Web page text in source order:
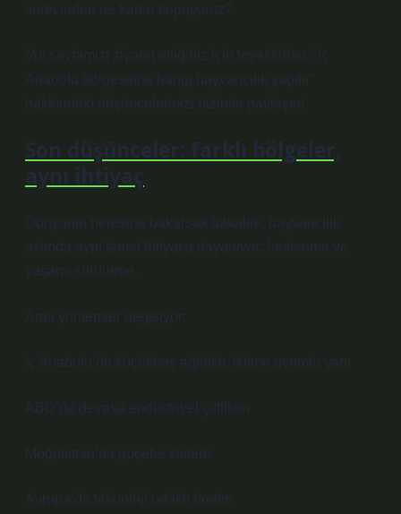
sürecinden ne kadar kopuyoruz?
Vut sayfamızı ziyaret ettiğiniz için teşekkürler. “İç
Anadolu bölgesinde hangi hayvancılık yapılır”
hakkındaki düşüncelerinizi bizimle paylaşın!
Son düşünceler: farklı bölgeler,
aynı ihtiyaç
Dünyanın neresine bakarsak bakalım, hayvancılık
aslında aynı temel ihtiyaca dayanıyor: beslenme ve
yaşamı sürdürme.
Ama yöntemler değişiyor:
İç Anadolu’da küçükbaş ağırlıklı, iklime uyumlu yapı
ABD’de devasa endüstriyel çiftlikler
Moğolistan’da göçebe sistem
Avrupa’da teknoloji odaklı üretim